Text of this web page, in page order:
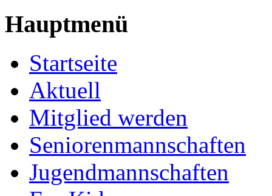
Hauptmenü
Startseite
Aktuell
Mitglied werden
Seniorenmannschaften
Jugendmannschaften